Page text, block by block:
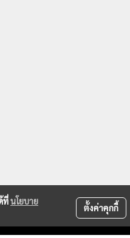
ที่นโยบาย
ตั้งค่าคุกกี้